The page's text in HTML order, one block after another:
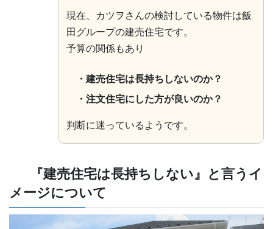
現在、カツヲさんの検討している物件は飯
田グループの建売住宅です。
予算の関係もあり
・建売住宅は長持ちしないのか？
・注文住宅にした方が良いのか？
判断に迷っているようです。
『建売住宅は長持ちしない』と言うイ
メージについて